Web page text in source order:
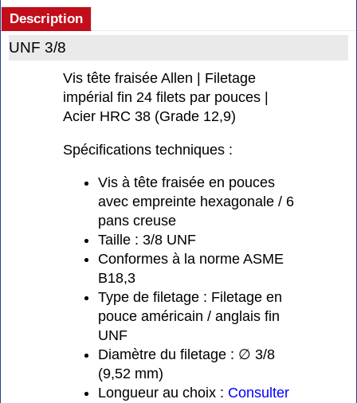
Description
UNF 3/8
Vis tête fraisée Allen | Filetage
impérial fin 24 filets par pouces |
Acier HRC 38 (Grade 12,9)
Spécifications techniques :
Vis à tête fraisée en pouces
avec empreinte hexagonale / 6
pans creuse
Taille : 3/8 UNF
Conformes à la norme ASME
B18,3
Type de filetage : Filetage en
pouce américain / anglais fin
UNF
Diamètre du filetage : ∅ 3/8
(9,52 mm)
Longueur au choix : Consulter